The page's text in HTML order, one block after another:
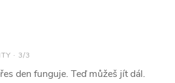
· 3/3
den funguje. Teď můžeš jít dál.